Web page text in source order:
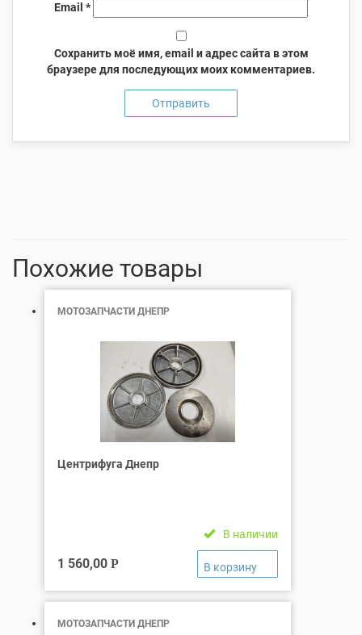
Email *
Сохранить моё имя, email и адрес сайта в этом
браузере для последующих моих комментариев.
Похожие товары
МОТОЗАПЧАСТИ ДНЕПР
Центрифуга Днепр
В наличии
1 560,00 Р
МОТОЗАПЧАСТИ ДНЕПР